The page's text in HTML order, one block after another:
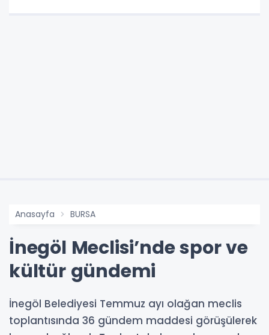
Anasayfa BURSA
İnegöl Meclisi’nde spor ve
kültür gündemi
İnegöl Belediyesi Temmuz ayı olağan meclis
toplantısında 36 gündem maddesi görüşülerek